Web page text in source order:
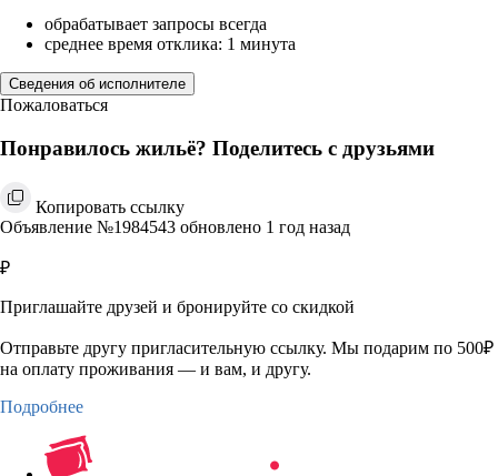
обрабатывает запросы всегда
среднее время отклика: 1 минута
Сведения об исполнителе
Пожаловаться
Понравилось жильё? Поделитесь с друзьями
Копировать ссылку
Объявление №1984543 обновлено 1 год назад
₽
Приглашайте друзей и бронируйте со скидкой
Отправьте другу пригласительную ссылку. Мы подарим по 500₽
на оплату проживания — и вам, и другу.
Подробнее